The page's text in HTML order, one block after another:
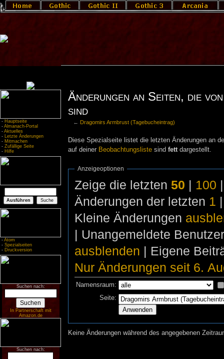
- Hauptseite
- Almanach-Portal
- Aktuelles
- Letzte Änderungen
- Mitmachen
- Zufällige Seite
- Hilfe
- Atom
- Spezialseiten
- Druckversion
Suchen nach:
In Partnerschaft mit
Amazon.de
Suchen nach:
Änderungen an Seiten, die
sind
← Dragomirs Armbrust (Tagebucheintrag)
Diese Spezialseite listet die letzten Änderungen an
auf deiner Beobachtungslistesind fettdargestellt.
Anzeigeoptionen
Zeige die letzten 50 | 100
Änderungen der letzten 1
Kleine Änderungen
| Unangemeldete
ausblenden | Eigene
Nur Änderungen seit 6.
Namensraum:
Seite:
Keine Änderungen während des angegebenen